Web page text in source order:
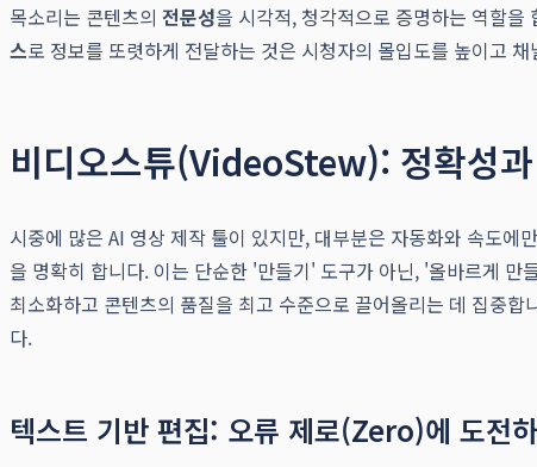
목소리는 콘텐츠의 전문성을 시각적, 청각적으로 증명하는 역할
스로 정보를 또렷하게 전달하는 것은 시청자의 몰입도를 높이고
비디오스튜(VideoStew): 정확성
시중에 많은 AI 영상 제작 툴이 있지만, 대부분은 자동화와 속도에
을 명확히 합니다. 이는 단순한 '만들기' 도구가 아닌, '올바르게
최소화하고 콘텐츠의 품질을 최고 수준으로 끌어올리는 데 집중
다.
텍스트 기반 편집: 오류 제로(Zero)에 도전